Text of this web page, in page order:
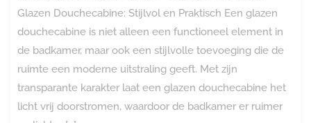
Glazen Douchecabine: Stijlvol en Praktisch Een glazen
douchecabine is niet alleen een functioneel element in
de badkamer, maar ook een stijlvolle toevoeging die de
ruimte een moderne uitstraling geeft. Met zijn
transparante karakter laat een glazen douchecabine het
licht vrij doorstromen, waardoor de badkamer er ruimer